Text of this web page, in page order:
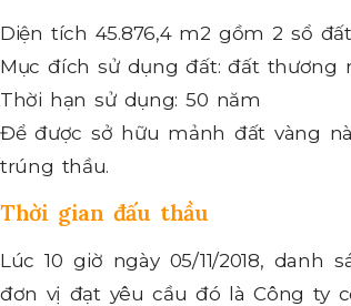
Diện tích 45.876,4 m2 gồm 2 sổ đất
Mục đích sử dụng đất: đất thương
Thời hạn sử dụng: 50 năm
Để được sở hữu mảnh đất vàng
trúng thầu.
Thời gian đấu thầu
Lúc 10 giờ ngày 05/11/2018,
đơn vị đạt yêu cầu đó là Công ty